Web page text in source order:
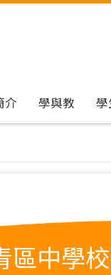
介 學與教
中學